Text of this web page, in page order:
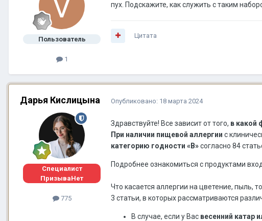
Пользователь
1
пух. Подскажите, как служить с таким
Цитата
Дарья Кислицына
Специалист
ПризываНет
775
Опубликовано: 18 марта 2024
Здравствуйте! Все зависит от того, в какой
При наличии пищевой аллергии с
категорию годности «В»согласно 84
Подробнее ознакомиться с продуктами
Что касается аллергии на цветение, пыль,
3 статьи, в которых рассматриваются
В случае, если у Вас весенний катар